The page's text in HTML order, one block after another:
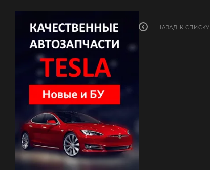
НАЗАД К СПИСКУ